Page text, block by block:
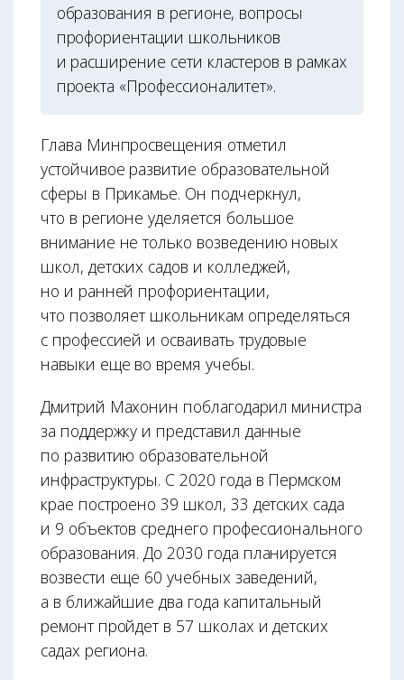
образования в регионе, вопросы
профориентации школьников
и расширение сети кластеров в рамках
проекта «Профессионалитет».
Глава Минпросвещения отметил
устойчивое развитие образовательной
сферы в Прикамье. Он подчеркнул,
что в регионе уделяется большое
внимание не только возведению новых
школ, детских садов и колледжей,
но и ранней профориентации,
что позволяет школьникам определяться
с профессией и осваивать трудовые
навыки еще во время учебы.
Дмитрий Махонин поблагодарил министра
за поддержку и представил данные
по развитию образовательной
инфраструктуры. С 2020 года в Пермском
крае построено 39 школ, 33 детских сада
и 9 объектов среднего профессионального
образования. До 2030 года планируется
возвести еще 60 учебных заведений,
а в ближайшие два года капитальный
ремонт пройдет в 57 школах и детских
садах региона.